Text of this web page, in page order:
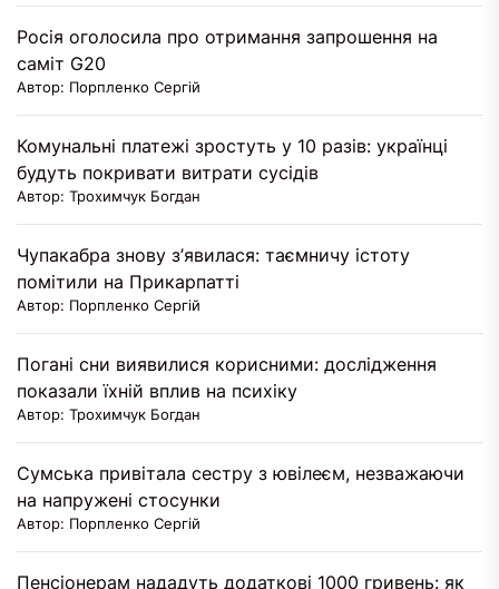
Росія оголосила про отримання запрошення на
саміт G20
Автор: Порпленко Сергій
Комунальні платежі зростуть у 10 разів: українці
будуть покривати витрати сусідів
Автор: Трохимчук Богдан
Чупакабра знову з’явилася: таємничу істоту
помітили на Прикарпатті
Автор: Порпленко Сергій
Погані сни виявилися корисними: дослідження
показали їхній вплив на психіку
Автор: Трохимчук Богдан
Сумська привітала сестру з ювілеєм, незважаючи
на напружені стосунки
Автор: Порпленко Сергій
Пенсіонерам нададуть додаткові 1000 гривень: як